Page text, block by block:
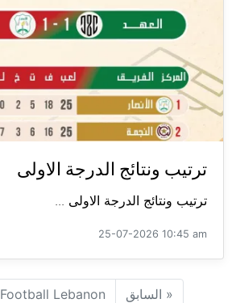
ترتيب ونتائج الدرجة الاولى
ترتيب ونتائج الدرجة الاولى ...
25-07-2026 10:45 am
« السابق Football Lebanon